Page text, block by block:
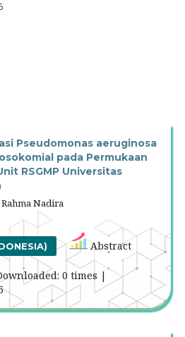
Pseudomonas aeruginosa
pada Permukaan
RSGMP Universitas
Nadira
Abstract
0 times |